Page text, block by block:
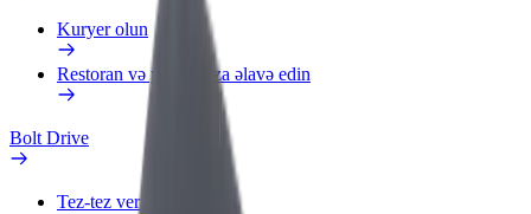
Kuryer olun
Restoran və ya mağaza əlavə edin
Bolt Drive
Tez-tez verilən suallar